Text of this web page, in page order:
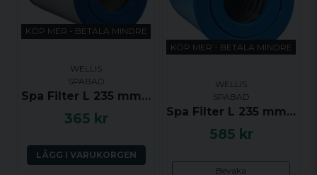
KÖP MER - BETALA MINDRE
WELLIS
SPABAD
Spa Filter L 235 mm; YD 125 mm; Pleatco; Wellis
365 kr
LÄGG I VARUKORGEN
KÖP MER - BETALA MINDRE
WELLIS
SPABAD
Spa Filter L 235 mm; YD 125 mm; Pleatco antibakteriell; Wellis
585 kr
Bevaka